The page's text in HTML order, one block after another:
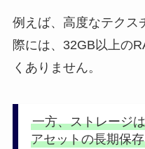
例えば、高度なテクス
際には、32GB以上の
くありません。
一方、ストレージ
アセットの長期保